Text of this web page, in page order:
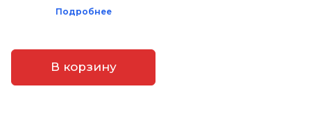
Подробнее
В корзину